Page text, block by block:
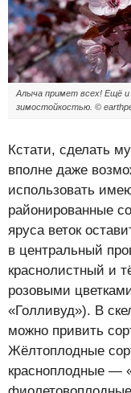
Алыча примет всех! Ещё и
зимостойкостью. ©
Кстати, сделать
вполне даже
использовать
районированные
яруса веток
в центральный
краснолистный и
розовыми
«Голливуд»). В
можно привить
Жёлтоплодные
красноплодные —